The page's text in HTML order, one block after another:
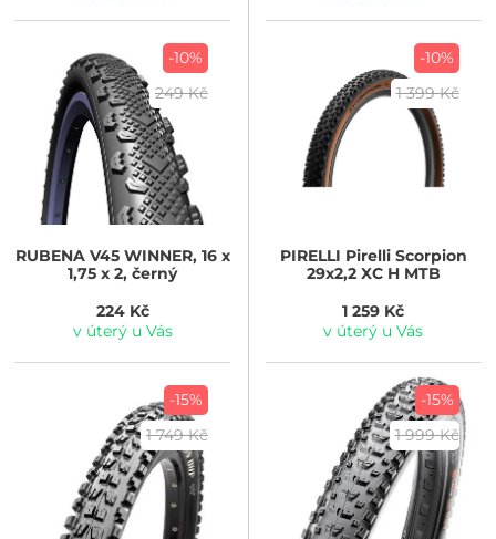
-10%
249 Kč
RUBENAV45 WINNER, 16 x
1,75 x 2, černý
224 Kč
v úterý u Vás
-10%
1 399 Kč
PIRELLI Pirelli Scorpion
29x2,2 XC H MTB
1 259 Kč
v úterý u Vás
-15%
1 749 Kč
-15%
1 999 Kč